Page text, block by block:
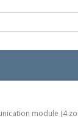
module (4